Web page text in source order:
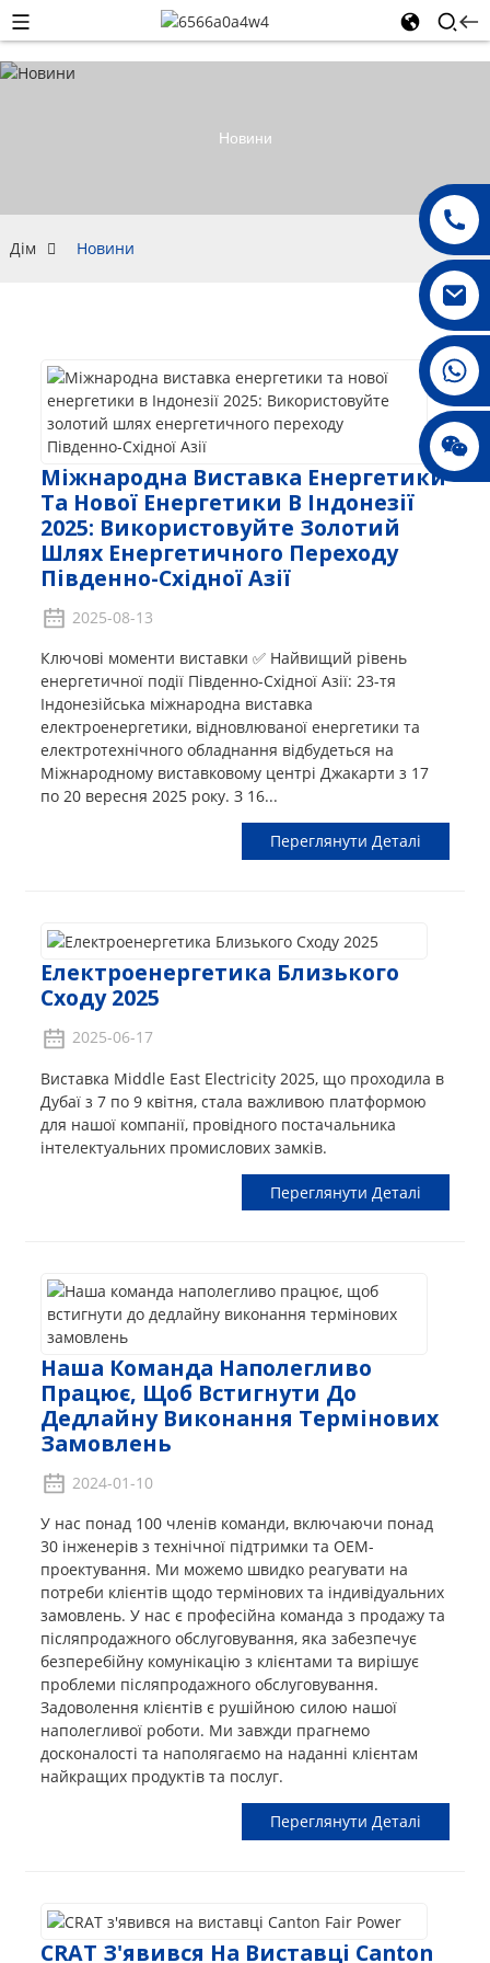
jenny010678
Новини
Дім Новини
Міжнародна Виставка Енергетики
Та Нової Енергетики В Індонезії
2025: Використовуйте Золотий
Шлях Енергетичного Переходу
Південно-Східної Азії
2025-08-13
Ключові моменти виставки ✅ Найвищий рівень
енергетичної події Південно-Східної Азії: 23-тя
Індонезійська міжнародна виставка
електроенергетики, відновлюваної енергетики та
електротехнічного обладнання відбудеться на
Міжнародному виставковому центрі Джакарти з 17
по 20 вересня 2025 року. З 16...
Переглянути Деталі
Електроенергетика Близького
Сходу 2025
2025-06-17
Виставка Middle East Electricity 2025, що проходила в
Дубаї з 7 по 9 квітня, стала важливою платформою
для нашої компанії, провідного постачальника
інтелектуальних промислових замків.
Переглянути Деталі
Наша Команда Наполегливо
Працює, Щоб Встигнути До
Дедлайну Виконання Термінових
Замовлень
2024-01-10
У нас понад 100 членів команди, включаючи понад
30 інженерів з технічної підтримки та OEM-
проектування. Ми можемо швидко реагувати на
потреби клієнтів щодо термінових та індивідуальних
замовлень. У нас є професійна команда з продажу та
післяпродажного обслуговування, яка забезпечує
безперебійну комунікацію з клієнтами та вирішує
проблеми післяпродажного обслуговування.
Задоволення клієнтів є рушійною силою нашої
наполегливої ​​роботи. Ми завжди прагнемо
досконалості та наполягаємо на наданні клієнтам
найкращих продуктів та послуг.
Переглянути Деталі
CRAT З'явився На Виставці Canton